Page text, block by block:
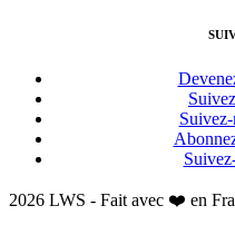
2026 LWS - Fait avec ❤️ en